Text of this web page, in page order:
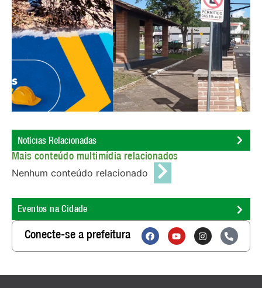
Notícias Relacionadas
Mais conteúdo multimídia relacionados
Nenhum conteúdo relacionado
Eventos na Cidade
Conecte-se a prefeitura